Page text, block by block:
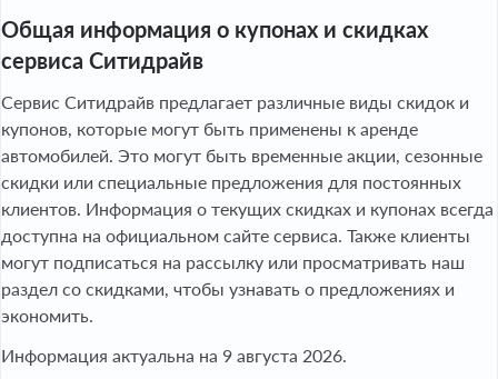
Общая информация о купонах и скидках
сервиса Ситидрайв
Сервис Ситидрайв предлагает различные виды скидок и
купонов, которые могут быть применены к аренде
автомобилей. Это могут быть временные акции, сезонные
скидки или специальные предложения для постоянных
клиентов. Информация о текущих скидках и купонах всегда
доступна на официальном сайте сервиса. Также клиенты
могут подписаться на рассылку или просматривать наш
раздел со скидками, чтобы узнавать о предложениях и
экономить.
Информация актуальна на 9 августа 2026.